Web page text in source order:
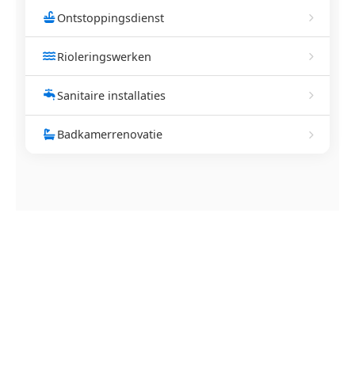
Ontstoppingsdienst
Rioleringswerken
Sanitaire installaties
Badkamerrenovatie